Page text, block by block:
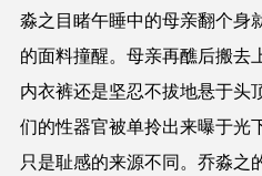
淼之目睹午睡中的母亲翻个身
的面料撞醒。母亲再醮后搬去
内衣裤还是坚忍不拔地悬于头
们的性器官被单拎出来曝于光
只是耻感的来源不同。乔淼之